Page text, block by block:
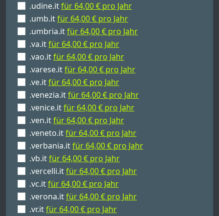
.udine.itfür 64,00 € pro Jahr
.umb.itfür 64,00 € pro Jahr
.umbria.itfür 64,00 € pro Jahr
.va.itfür 64,00 € pro Jahr
.vao.itfür 64,00 € pro Jahr
.varese.itfür 64,00 € pro Jahr
.ve.itfür 64,00 € pro Jahr
.venezia.itfür 64,00 € pro Jahr
.venice.itfür 64,00 € pro Jahr
.ven.itfür 64,00 € pro Jahr
.veneto.itfür 64,00 € pro Jahr
.verbania.itfür 64,00 € pro Jahr
.vb.itfür 64,00 € pro Jahr
.vercelli.itfür 64,00 € pro Jahr
.vc.itfür 64,00 € pro Jahr
.verona.itfür 64,00 € pro Jahr
.vr.itfür 64,00 € pro Jahr